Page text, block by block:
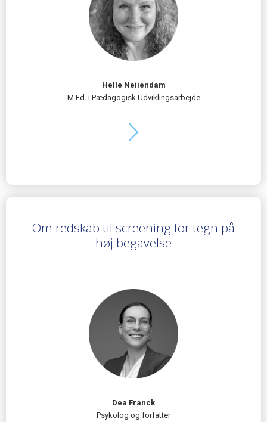
Helle Neiiendam
M.Ed. i Pædagogisk Udviklingsarbejde
Om redskab til screening for tegn på
høj begavelse
Dea Franck
Psykolog og forfatter